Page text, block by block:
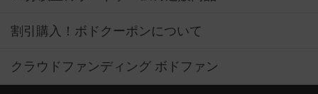
割引購入！ボドクーポンについて
クラウドファンディング ボドファン